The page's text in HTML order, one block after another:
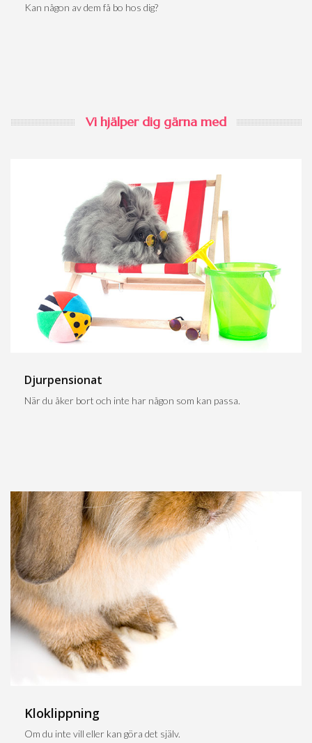
Kan någon av dem få bo hos dig?
Vi hjälper dig gärna med
Djurpensionat
När du åker bort och inte har någon som kan passa.
Kloklippning
Om du inte vill eller kan göra det själv.